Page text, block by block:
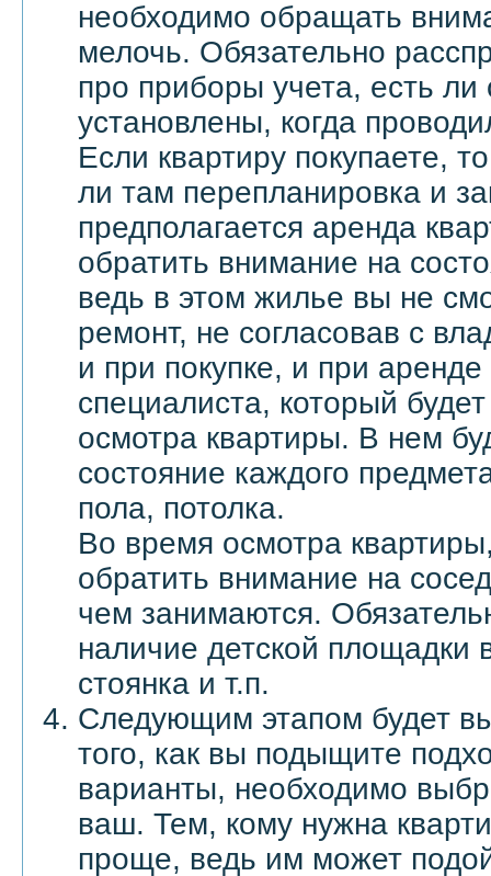
необходимо обращать
мелочь. Обязательно
про приборы учета, есть ли
установлены, когда
Если квартиру покупаете,
ли там перепланировка и
предполагается аренда
обратить внимание на
ведь в этом жилье вы не
ремонт, не согласовав с
и при покупке, и при аренде
специалиста, который будет
осмотра квартиры. В нем
состояние каждого
пола, потолка.
Во время осмотра
обратить внимание на
чем занимаются.
наличие детской площадки
стоянка и т.п.
Следующим этапом будет
того, как вы подыщите
варианты, необходимо
ваш. Тем, кому нужна
проще, ведь им может